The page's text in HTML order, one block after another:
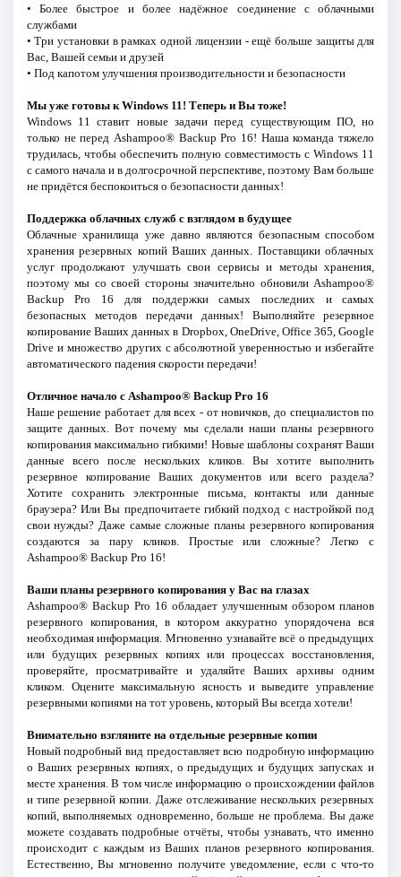
• Более быстрое и более надёжное соединение с облачными
службами
• Три установки в рамках одной лицензии - ещё больше защиты для
Вас, Вашей семьи и друзей
• Под капотом улучшения производительности и безопасности
Мы уже готовы к Windows 11! Теперь и Вы тоже!
Windows 11 ставит новые задачи перед существующим ПО, но
только не перед Ashampoo® Backup Pro 16! Наша команда тяжело
трудилась, чтобы обеспечить полную совместимость с Windows 11
с самого начала и в долгосрочной перспективе, поэтому Вам больше
не придётся беспокоиться о безопасности данных!
Поддержка облачных служб с взглядом в будущее
Облачные хранилища уже давно являются безопасным способом
хранения резервных копий Ваших данных. Поставщики облачных
услуг продолжают улучшать свои сервисы и методы хранения,
поэтому мы со своей стороны значительно обновили Ashampoo®
Backup Pro 16 для поддержки самых последних и самых
безопасных методов передачи данных! Выполняйте резервное
копирование Ваших данных в Dropbox, OneDrive, Office 365, Google
Drive и множество других с абсолютной уверенностью и избегайте
автоматического падения скорости передачи!
Отличное начало с Ashampoo® Backup Pro 16
Наше решение работает для всех - от новичков, до специалистов по
защите данных. Вот почему мы сделали наши планы резервного
копирования максимально гибкими! Новые шаблоны сохранят Ваши
данные всего после нескольких кликов. Вы хотите выполнить
резервное копирование Ваших документов или всего раздела?
Хотите сохранить электронные письма, контакты или данные
браузера? Или Вы предпочитаете гибкий подход с настройкой под
свои нужды? Даже самые сложные планы резервного копирования
создаются за пару кликов. Простые или сложные? Легко с
Ashampoo® Backup Pro 16!
Ваши планы резервного копирования у Вас на глазах
Ashampoo® Backup Pro 16 обладает улучшенным обзором планов
резервного копирования, в котором аккуратно упорядочена вся
необходимая информация. Мгновенно узнавайте всё о предыдущих
или будущих резервных копиях или процессах восстановления,
проверяйте, просматривайте и удаляйте Ваших архивы одним
кликом. Оцените максимальную ясность и выведите управление
резервными копиями на тот уровень, который Вы всегда хотели!
Внимательно взгляните на отдельные резервные копии
Новый подробный вид предоставляет всю подробную информацию
о Ваших резервных копиях, о предыдущих и будущих запусках и
месте хранения. В том числе информацию о происхождении файлов
и типе резервной копии. Даже отслеживание нескольких резервных
копий, выполняемых одновременно, больше не проблема. Вы даже
можете создавать подробные отчёты, чтобы узнавать, что именно
происходит с каждым из Ваших планов резервного копирования.
Естественно, Вы мгновенно получите уведомление, если с что-то